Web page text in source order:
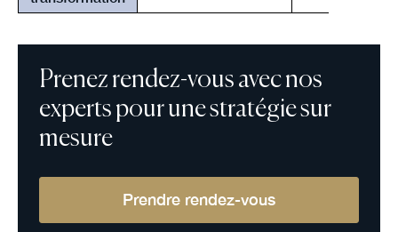
Prenez rendez-vous avec nos
experts pour une stratégie sur
mesure
Prendre rendez-vous